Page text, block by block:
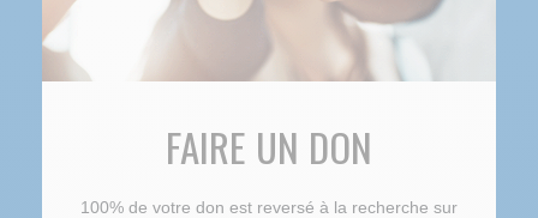
FAIRE UN DON
100% de votre don est reversé à la recherche sur